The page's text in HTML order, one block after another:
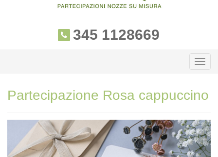
345 1128669
Partecipazione Rosa cappuccino